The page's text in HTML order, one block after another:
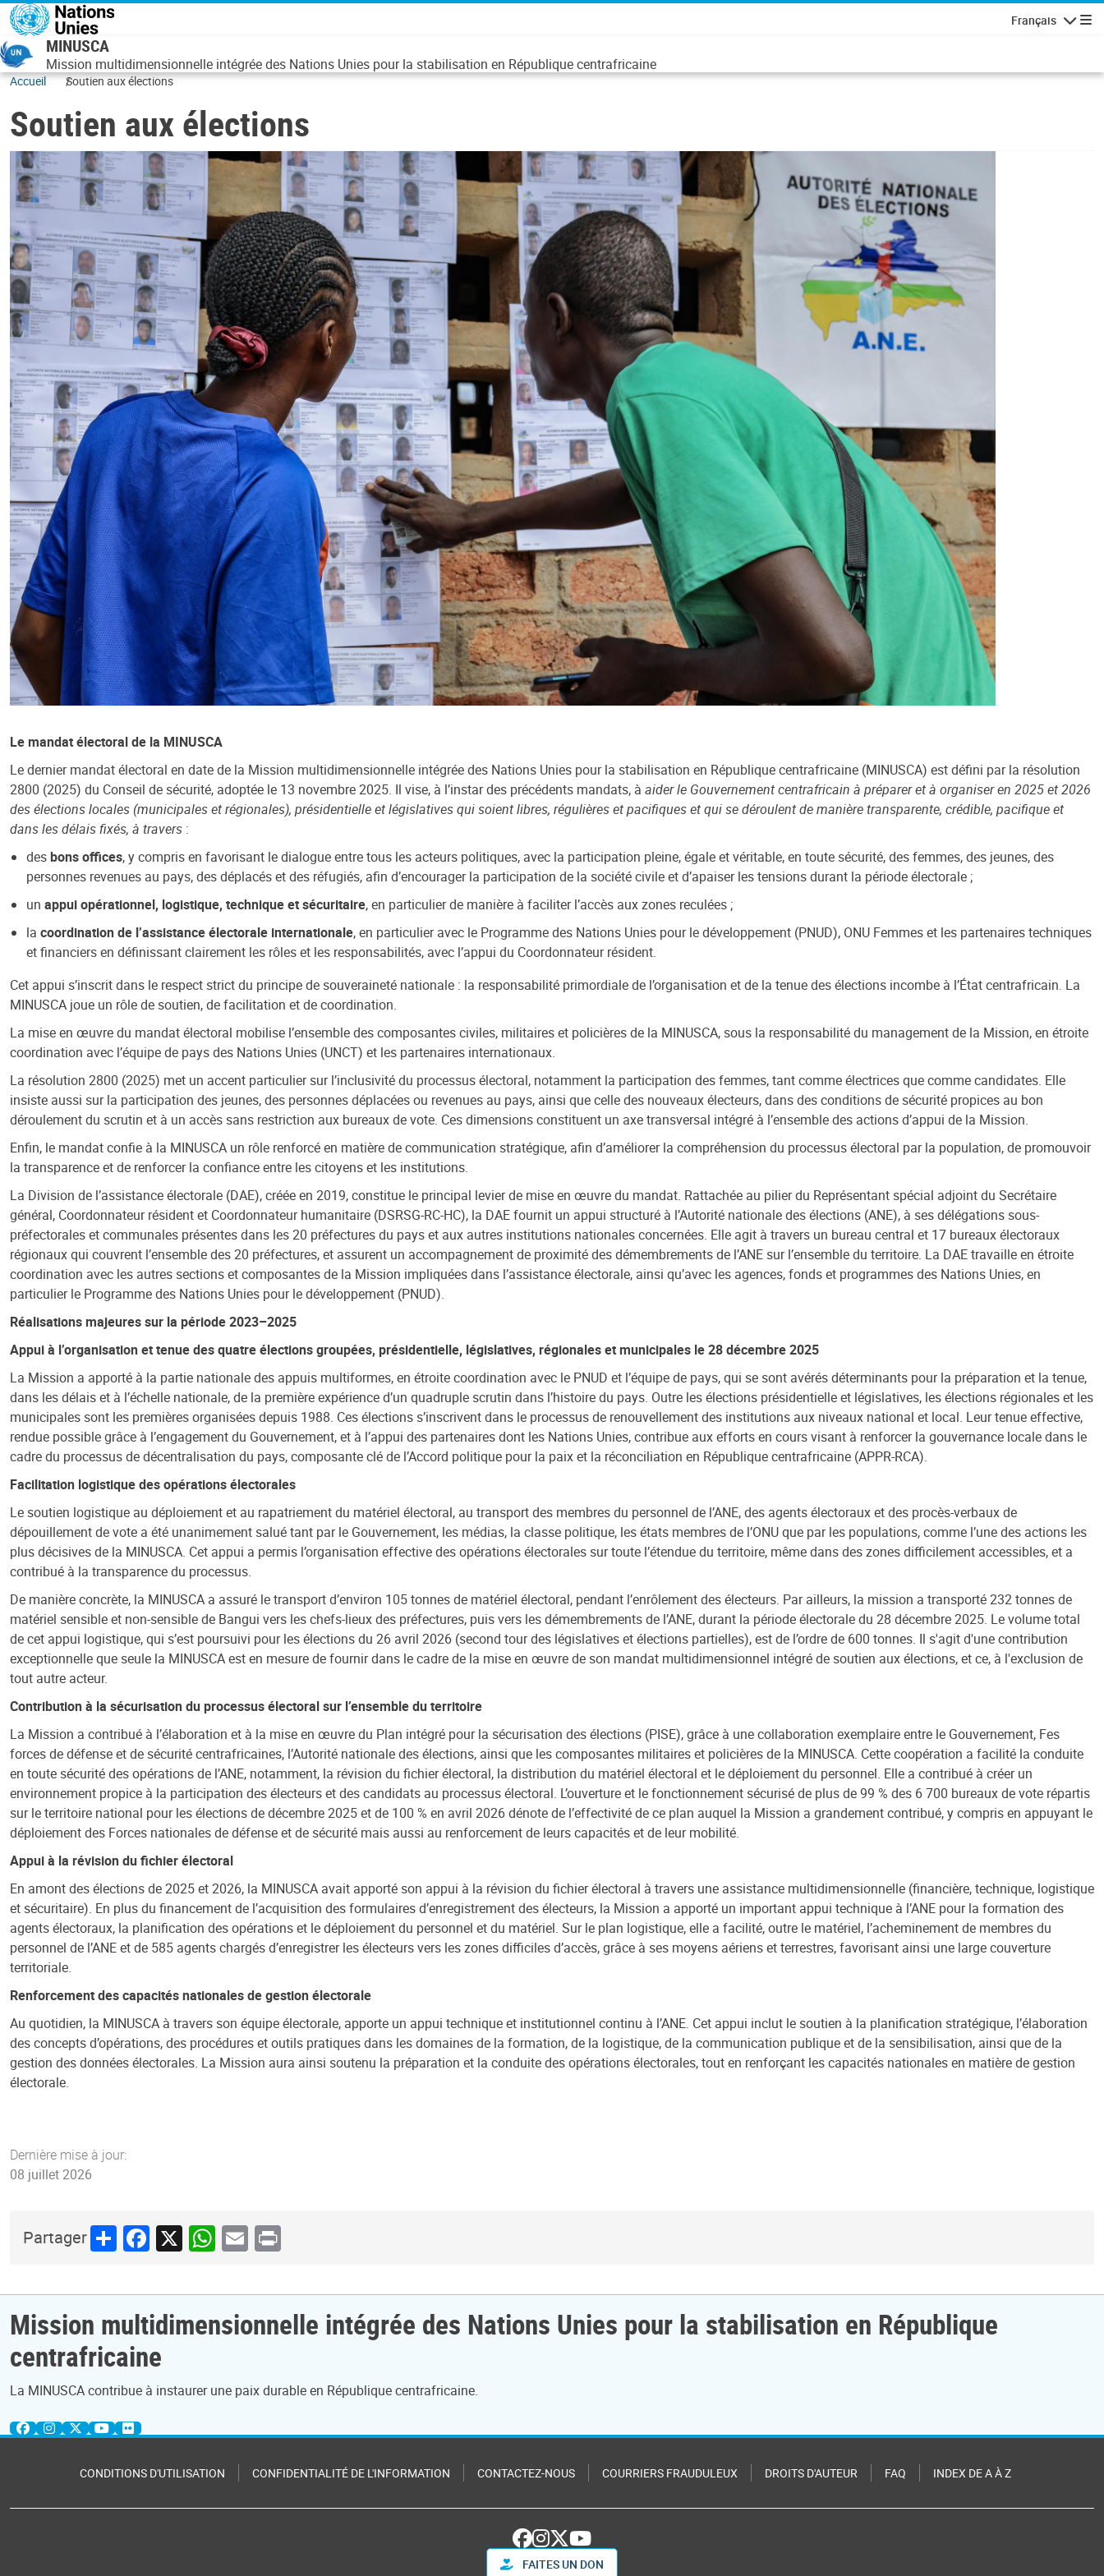
Aller au contenu principal
Français
MINUSCA
Mission multidimensionnelle intégrée des Nations Unies pour la stabilisation en République centrafricaine
Accueil Soutien aux élections
Soutien aux élections
Le mandat électoral de la MINUSCA
Le dernier mandat électoral en date de la Mission multidimensionnelle intégrée des Nations Unies pour la stabilisation en République centrafricaine (MINUSCA) est défini par la résolution
2800 (2025) du Conseil de sécurité, adoptée le 13 novembre 2025. Il vise, à l’instar des précédents mandats, à aider le Gouvernement centrafricain à préparer et à organiser en 2025 et 2026
des élections locales (municipales et régionales), présidentielle et législatives qui soient libres, régulières et pacifiques et qui se déroulent de manière transparente, crédible, pacifique et
dans les délais fixés, à travers :
desbons offices,y compris en favorisant le dialogue entre tous les acteurs politiques, avec la participation pleine, égale et véritable, en toute sécurité, des femmes, des jeunes, des
personnes revenues au pays, des déplacés et des réfugiés, afin d’encourager la participation de la société civile et d’apaiser les tensions durant la période électorale ;
un appui opérationnel, logistique, technique et sécuritaire, en particulier de manière à faciliter l’accès aux zones reculées ;
la coordination de l’assistance électorale internationale, en particulier avec le Programme des Nations Unies pour le développement (PNUD), ONU Femmes et les partenaires techniques
et financiers en définissant clairement les rôles et les responsabilités, avec l’appui du Coordonnateur résident.
Cet appui s’inscrit dans le respect strict du principe de souveraineté nationale : la responsabilité primordiale de l’organisation et de la tenue des élections incombe à l’État centrafricain. La
MINUSCA joue un rôle de soutien, de facilitation et de coordination.
La mise en œuvre du mandat électoral mobilise l’ensemble des composantes civiles, militaires et policières de la MINUSCA, sous la responsabilité du management de la Mission, en étroite
coordination avec l’équipe de pays des Nations Unies (UNCT) et les partenaires internationaux.
La résolution 2800 (2025) met un accent particulier sur l’inclusivité du processus électoral, notamment la participation des femmes,tant comme électrices que comme candidates. Elle
insiste aussi sur la participation des jeunes,des personnes déplacées ou revenues au pays, ainsi que celle des nouveaux électeurs, dans des conditions de sécurité propices au bon
déroulement du scrutin et à un accès sans restriction aux bureaux de vote. Ces dimensions constituent un axe transversal intégré à l’ensemble des actions d’appui de la Mission.
Enfin, le mandat confie à la MINUSCA un rôle renforcé en matière de communication stratégique, afin d’améliorer la compréhension du processus électoral par la population, de promouvoir
la transparence et de renforcer la confiance entre les citoyens et les institutions.
La Division de l’assistance électorale (DAE), créée en 2019, constitue le principal levier de mise en œuvre du mandat. Rattachée au pilier du Représentant spécial adjoint du Secrétaire
général, Coordonnateur résident et Coordonnateur humanitaire (DSRSG-RC-HC), la DAE fournit un appui structuré à l’Autorité nationale des élections (ANE), à ses délégations sous-
préfectorales et communales présentes dans les 20 préfectures du pays et aux autres institutions nationales concernées. Elle agit à travers un bureau central et 17 bureaux électoraux
régionaux qui couvrent l’ensemble des 20 préfectures, et assurent un accompagnement de proximité des démembrements de l’ANE sur l’ensemble du territoire. La DAE travaille en étroite
coordination avec les autres sections et composantes de la Mission impliquées dans l’assistance électorale, ainsi qu’avec les agences, fonds et programmes des Nations Unies, en
particulier le Programme des Nations Unies pour le développement (PNUD).
Réalisations majeures sur la période 2023–2025
Appui à l’organisation et tenue des quatre élections groupées, présidentielle, législatives, régionales et municipales le 28 décembre 2025
La Mission a apporté à la partie nationale des appuis multiformes, en étroite coordination avec le PNUD et l’équipe de pays, qui se sont avérés déterminants pour la préparation et la tenue,
dans les délais et à l’échelle nationale,de la première expérience d’un quadruple scrutin dans l’histoire du pays. Outre les élections présidentielle et législatives, les élections régionales et les
municipales sont les premières organisées depuis 1988. Ces élections s’inscrivent dans le processus de renouvellement des institutions aux niveaux national et local. Leur tenue effective,
rendue possible grâce à l’engagement du Gouvernement, et à l’appui des partenaires dont les Nations Unies, contribue aux efforts en cours visant à renforcer la gouvernance locale dans le
cadre du processus de décentralisation du pays, composante clé de l’Accord politique pour la paix et la réconciliation en République centrafricaine (APPR-RCA).
Facilitation logistique des opérations électorales
Le soutien logistique au déploiement et au rapatriement du matériel électoral, au transport des membres du personnel de l’ANE, des agents électoraux et des procès-verbaux de
dépouillement de vote a été unanimement salué tant par le Gouvernement, les médias, la classe politique, les états membres de l’ONU que par les populations, comme l’une des actions les
plus décisives de la MINUSCA. Cet appui a permis l’organisation effective des opérations électorales sur toute l’étendue du territoire, même dans des zones difficilement accessibles, et a
contribué à la transparence du processus.
De manière concrète, la MINUSCA a assuré le transport d’environ 105 tonnes de matériel électoral, pendant l’enrôlement des électeurs. Par ailleurs, la mission a transporté 232 tonnes de
matériel sensible et non-sensible de Bangui vers les chefs-lieux des préfectures, puis vers les démembrements de l’ANE, durant la période électorale du 28 décembre 2025. Le volume total
de cet appui logistique, qui s’est poursuivi pour les élections du 26 avril 2026 (second tour des législatives et élections partielles), est de l’ordre de 600 tonnes. Il s'agit d'une contribution
exceptionnelle que seule la MINUSCA est en mesure de fournir dans le cadre de la mise en œuvre de son mandat multidimensionnel intégré de soutien aux élections, et ce, à l'exclusion de
tout autre acteur.
Contribution à la sécurisation du processus électoral sur l’ensemble du territoire
La Mission a contribué à l’élaboration et à la mise en œuvre du Plan intégré pour la sécurisation des élections (PISE),grâce à une collaboration exemplaire entre le Gouvernement, Fes
forces de défense et de sécurité centrafricaines, l’Autorité nationale des élections, ainsi que lescomposantes militaires et policières de la MINUSCA. Cette coopération a facilité la conduite
en toute sécurité des opérations de l’ANE, notamment, la révision du fichier électoral, la distribution du matériel électoral et le déploiement du personnel. Elle a contribué à créer un
environnement propice à la participation des électeurs et des candidats au processus électoral. L’ouverture et le fonctionnement sécurisé de plus de 99 % des 6 700 bureaux de vote répartis
sur le territoire national pour les élections de décembre 2025 et de 100 % en avril 2026 dénote de l’effectivité de ce plan auquel la Mission a grandement contribué, y compris en appuyant le
déploiement des Forces nationales de défense et de sécurité mais aussi au renforcement de leurs capacités et de leur mobilité.
Appui à la révision du fichier électoral
En amont des élections de 2025 et 2026, la MINUSCA avait apporté son appui à la révision du fichier électoral à travers une assistance multidimensionnelle (financière, technique, logistique
et sécuritaire). En plus du financement de l’acquisition des formulaires d’enregistrement des électeurs, la Mission a apporté un important appui technique à l’ANE pour la formation des
agents électoraux, la planification des opérations et le déploiement du personnel et du matériel. Sur le plan logistique, elle a facilité, outre le matériel, l’acheminement de membres du
personnel de l’ANE et de 585 agents chargés d’enregistrer les électeurs vers les zones difficiles d’accès, grâce à ses moyens aériens et terrestres, favorisant ainsi une large couverture
territoriale.
Renforcement des capacités nationales de gestion électorale
Au quotidien, la MINUSCA à travers son équipe électorale, apporte un appui technique et institutionnel continu à l’ANE. Cet appui inclut le soutien à la planification stratégique, l’élaboration
des concepts d’opérations, des procédures et outils pratiques dans les domaines de la formation, de la logistique, de la communication publique et de la sensibilisation, ainsi que de la
gestion des données électorales. La Mission aura ainsi soutenu la préparation et la conduite des opérations électorales, tout en renforçant les capacités nationales en matière de gestion
électorale.
Dernière mise à jour:
08 juillet 2026
PartagerShareFacebook
X WhatsApp
Email
Print
Mission multidimensionnelle intégrée des Nations Unies pour la stabilisation en République
centrafricaine
La MINUSCA contribue à instaurer une paix durable en République centrafricaine.
CONDITIONS D'UTILISATION CONFIDENTIALITÉ DE L'INFORMATION CONTACTEZ-NOUS COURRIERS FRAUDULEUX DROITS D'AUTEUR FAQ INDEX DE A À Z
FAITES UN DON